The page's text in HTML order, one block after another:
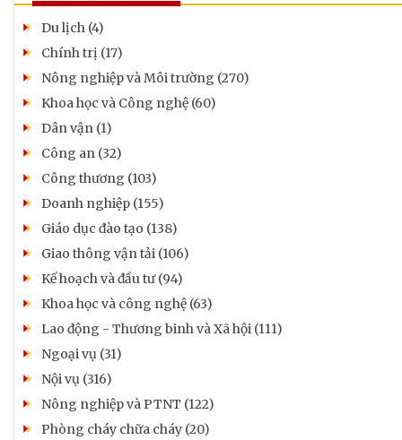
Du lịch (4)
Chính trị (17)
Nông nghiệp và Môi trường (270)
Khoa học và Công nghệ (60)
Dân vận (1)
Công an (32)
Công thương (103)
Doanh nghiệp (155)
Giáo dục đào tạo (138)
Giao thông vận tải (106)
Kế hoạch và đầu tư (94)
Khoa học và công nghệ (63)
Lao động - Thương binh và Xã hội (111)
Ngoại vụ (31)
Nội vụ (316)
Nông nghiệp và PTNT (122)
Phòng cháy chữa cháy (20)